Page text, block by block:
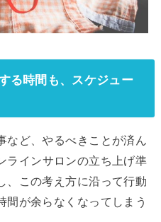
る時間も、スケジュー
など、やるべきことが済ん
ラインサロンの立ち上げ準
、この考え方に沿って行動
間が余らなくなってしまう